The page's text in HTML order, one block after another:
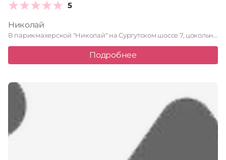
5
Николай
В парикмахерской "Николай" на Сургутском шоссе 7, цокольное помещение, заботятся …
Подробнее